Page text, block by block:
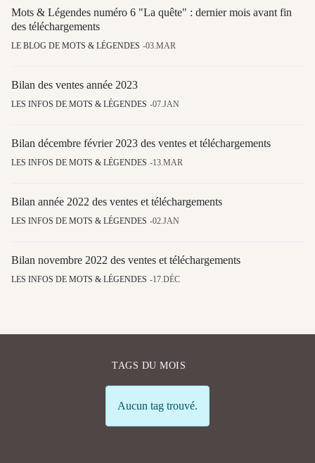
Mots & Légendes numéro 6 "La quête" : dernier mois avant fin
des téléchargements
LE BLOG DE MOTS & LÉGENDES 03.MAR
Bilan des ventes année 2023
LES INFOS DE MOTS & LÉGENDES 07.JAN
Bilan décembre février 2023 des ventes et téléchargements
LES INFOS DE MOTS & LÉGENDES 13.MAR
Bilan année 2022 des ventes et téléchargements
LES INFOS DE MOTS & LÉGENDES 02.JAN
Bilan novembre 2022 des ventes et téléchargements
LES INFOS DE MOTS & LÉGENDES 17.DÉC
TAGS DU MOIS
Info
Aucun tag trouvé.